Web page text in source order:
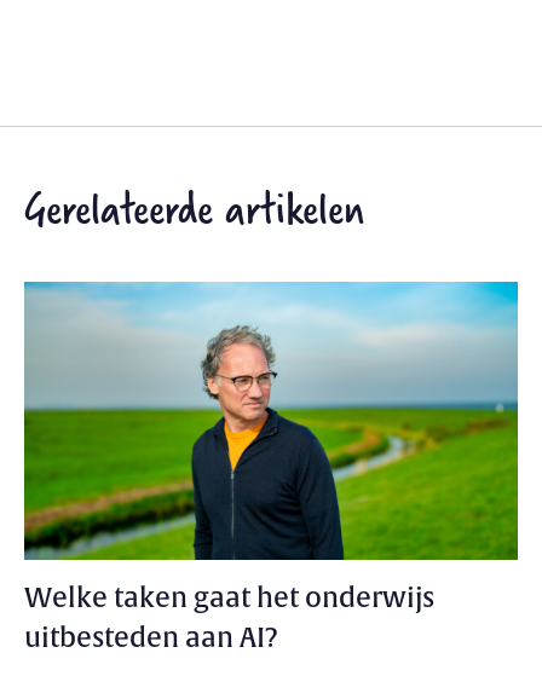
Gerelateerde artikelen
Welke taken gaat het onderwijs
uitbesteden aan AI?